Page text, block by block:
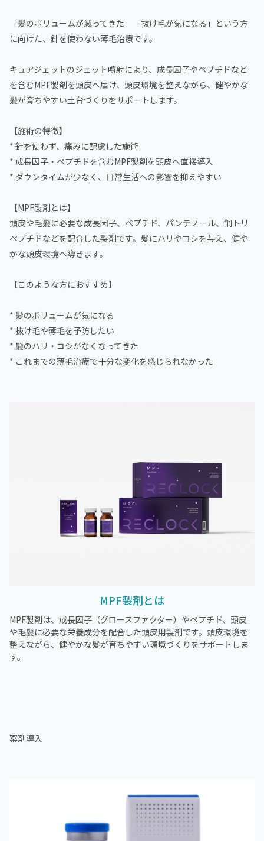
「髪のボリュームが減ってきた」「抜け毛が気になる」という方
に向けた、針を使わない薄毛治療です。
キュアジェットのジェット噴射により、成長因子やペプチドなど
を含むMPF製剤を頭皮へ届け、頭皮環境を整えながら、健やかな
髪が育ちやすい土台づくりをサポートします。
【施術の特徴】
* 針を使わず、痛みに配慮した施術
* 成長因子・ペプチドを含むMPF製剤を頭皮へ直接導入
* ダウンタイムが少なく、日常生活への影響を抑えやすい
【MPF製剤とは】
頭皮や毛髪に必要な成長因子、ペプチド、パンテノール、銅トリ
ペプチドなどを配合した製剤です。髪にハリやコシを与え、健や
かな頭皮環境へ導きます。
【このような方におすすめ】
* 髪のボリュームが気になる
* 抜け毛や薄毛を予防したい
* 髪のハリ・コシがなくなってきた
* これまでの薄毛治療で十分な変化を感じられなかった
MPF製剤とは
MPF製剤は、成長因子（グロースファクター）やペプチド、頭皮
や毛髪に必要な栄養成分を配合した頭皮用製剤です。頭皮環境を
整えながら、健やかな髪が育ちやすい環境づくりをサポートしま
す。
薬剤導入